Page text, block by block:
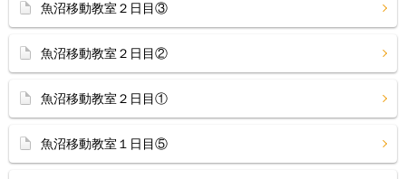
魚沼移動教室２日目③
魚沼移動教室２日目②
魚沼移動教室２日目①
魚沼移動教室１日目⑤